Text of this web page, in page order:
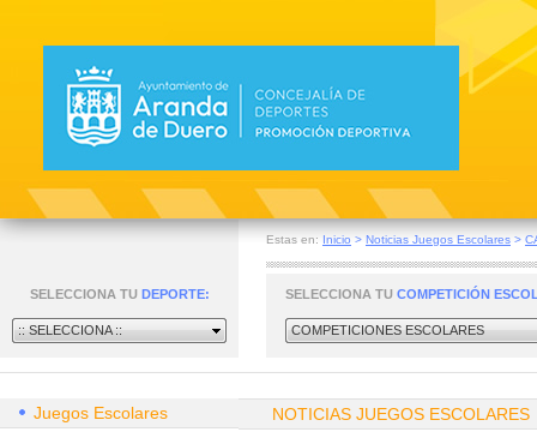
Estas en: Inicio > Noticias Juegos Escolares >
SELECCIONA TU DEPORTE:
:: SELECCIONA ::
SELECCIONA TU COMPETICIÓN
COMPETICIONES ESCOLARES
Juegos Escolares NOTICIAS JUEGOS ESCOLARES